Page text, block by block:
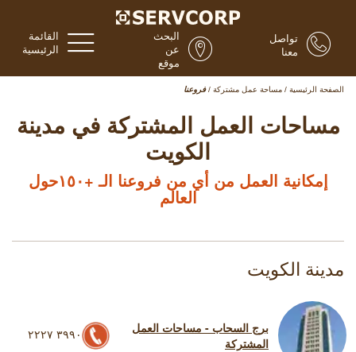
القائمة
الرئيسية
البحث
عن
موقع
تواصل
معنا
الصفحة الرئيسية / مساحة عمل مشتركة / فروعنا
مساحات العمل المشتركة في مدينة
الكويت
إمكانية العمل من أي من فروعنا الـ +١٥٠حول
العالم
مدينة الكويت
برج السحاب - مساحات العمل
المشتركة
٣٩٩٠ ٢٢٢٧